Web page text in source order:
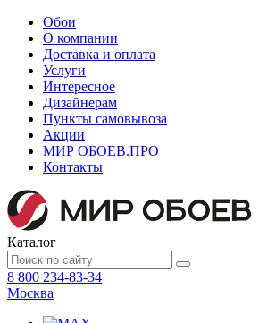
Обои
О компании
Доставка и оплата
Услуги
Интересное
Дизайнерам
Пункты самовывоза
Акции
МИР ОБОЕВ.ПРО
Контакты
Каталог
8 800 234-83-34
Москва